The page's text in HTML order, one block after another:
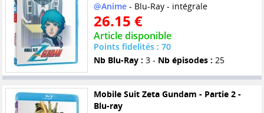
@Anime- Blu-Ray - intégrale
26.15 €
Article disponible
Points fidelités : 70
Nb Blu-Ray : 3 - Nb épisodes : 25
Mobile Suit Zeta Gundam - Partie 2 -
Blu-ray